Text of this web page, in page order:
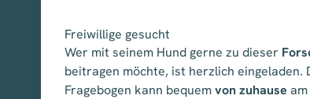
Freiwillige gesucht
Wer mit seinem Hund gerne zu dieser
beitragen möchte, ist herzlich eingeladen.
Fragebogen kann bequemvon zuhause am